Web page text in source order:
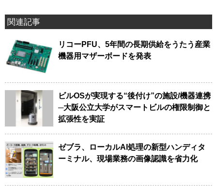
関連記事
リコーPFU、5年間の長期供給をうたう産業
機器用マザーボードを発表
ビルOSが実現する“後付け”の施設/機器連携
─大阪公立大学がスマートビルの権限制御と
拡張性を実証
ゼブラ、ローカルAI処理の新型ハンディタ
ーミナル、現場業務の画像認識を省力化